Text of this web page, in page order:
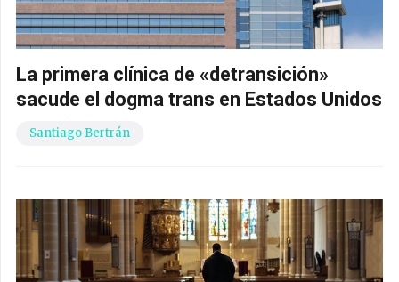
La primera clínica de «detransición»
sacude el dogma trans en Estados Unidos
Santiago Bertrán